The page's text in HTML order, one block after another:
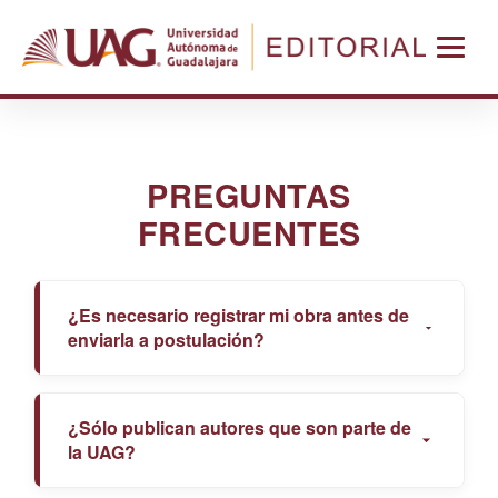
PREGUNTAS
FRECUENTES
¿Es necesario registrar mi obra antes de
enviarla a postulación?
No es necesario, pero el autor puede hacerlo si ello
lo hace sentir más seguro.
¿Sólo publican autores que son parte de
la UAG?